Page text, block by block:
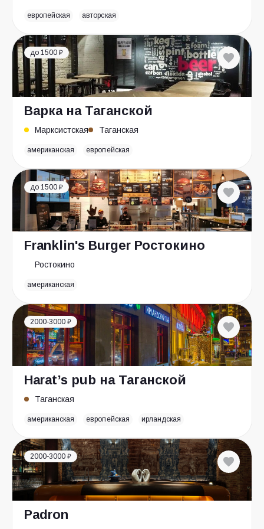
европейская авторская
до 1500 ₽
Варка на Таганской
Марксистская Таганская
американская европейская
до 1500 ₽
Franklin's Burger Ростокино
Ростокино
американская
2000-3000 ₽
Harat’s pub на Таганской
Таганская
американская европейская ирландская
2000-3000 ₽
Padron